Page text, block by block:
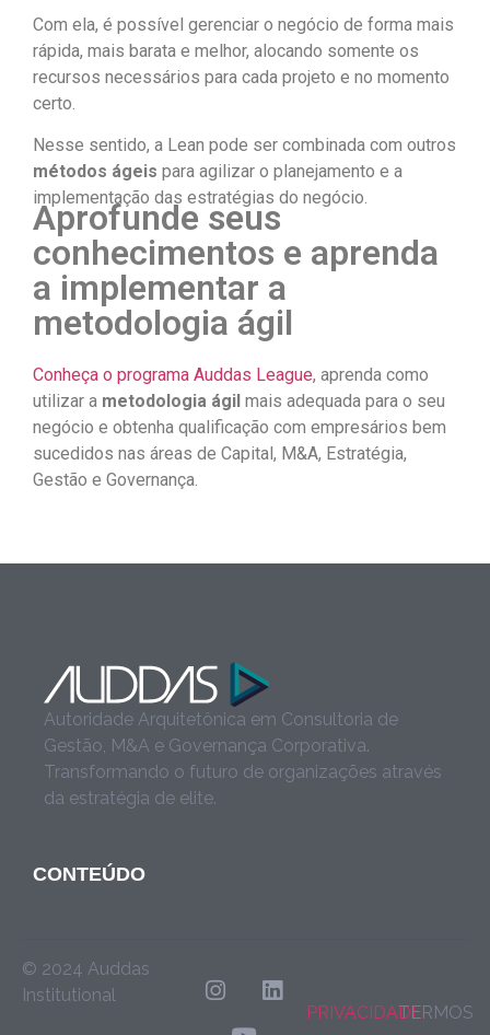
Com ela, é possível gerenciar o negócio de forma mais
rápida, mais barata e melhor, alocando somente os
recursos necessários para cada projeto e no momento
certo.
Nesse sentido, a Lean pode ser combinada com outros
métodos ágeis para agilizar o planejamento e a
implementação das estratégias do negócio.
Aprofunde seus
conhecimentos e aprenda
a implementar a
metodologia ágil
Conheça o programa Auddas League, aprenda como
utilizar a metodologia ágil mais adequada para o seu
negócio e obtenha qualificação com empresários bem
sucedidos nas áreas de Capital, M&A, Estratégia,
Gestão e Governança.
Autoridade Arquitetônica em Consultoria de
Gestão, M&A e Governança Corporativa.
Transformando o futuro de organizações através
da estratégia de elite.
CONTEÚDO
© 2024 Auddas
Institutional
PRIVACIDADETERMOS